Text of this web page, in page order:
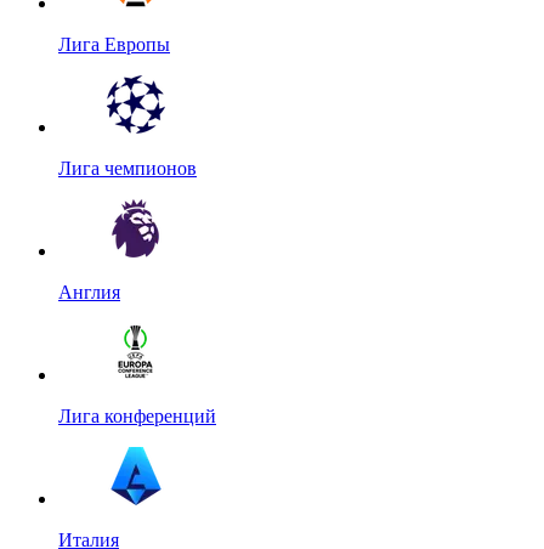
Лига Европы
Лига чемпионов
Англия
Лига конференций
Италия